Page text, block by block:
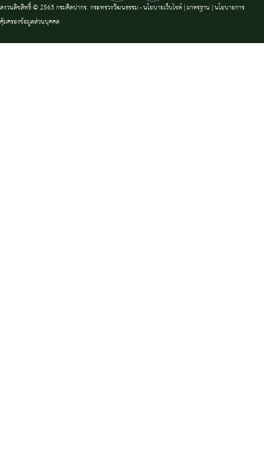
สงวนลิขสิทธิ์ © 2563 กรมศิลปากร. กระทรวงวัฒนธรรม -นโยบายเว็บไซต์|มาตรฐาน |นโยบายการ
คุ้มครองข้อมูลส่วนบุคคล